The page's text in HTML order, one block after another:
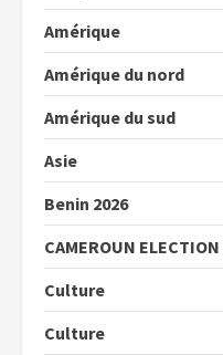
Amérique
Amérique du nord
Amérique du sud
Asie
Benin 2026
CAMEROUN
Culture
Culture